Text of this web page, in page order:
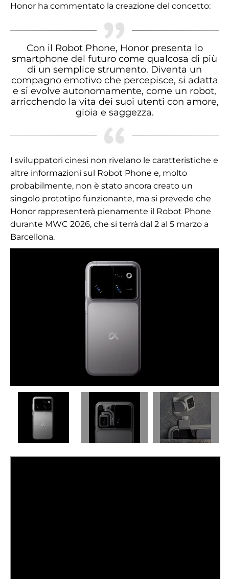
Honor ha commentato la creazione del concetto:
Con il Robot Phone, Honor presenta lo
smartphone del futuro come qualcosa di più
di un semplice strumento. Diventa un
compagno emotivo che percepisce, si adatta
e si evolve autonomamente, come un robot,
arricchendo la vita dei suoi utenti con amore,
gioia e saggezza.
I sviluppatori cinesi non rivelano le caratteristiche e
altre informazioni sul Robot Phone e, molto
probabilmente, non è stato ancora creato un
singolo prototipo funzionante, ma si prevede che
Honor rappresenterà pienamente il Robot Phone
durante MWC 2026, che si terrà dal 2 al 5 marzo a
Barcellona.